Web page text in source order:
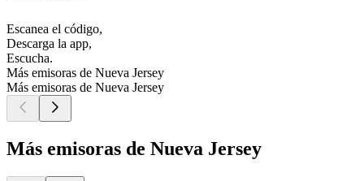
Escanea el código,
Descarga la app,
Escucha.
Más emisoras de Nueva Jersey
Más emisoras de Nueva Jersey
Más emisoras de Nueva Jersey